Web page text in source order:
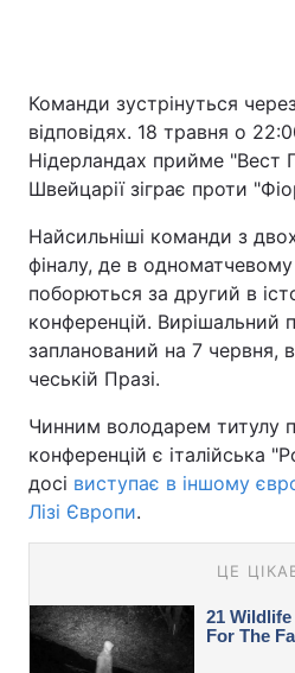
Команди зустрінуться
відповідях. 18 травня о
Нідерландах прийме "Вест
Швейцарії зіграє проти
Найсильніші команди з
фіналу, де в одноматчевому
поборються за другий в
конференцій. Вирішальний
запланований на 7 червня,
чеській Празі.
Чинним володарем титулу
конференцій є італійська
досі виступає в іншому
Лізі Європи.